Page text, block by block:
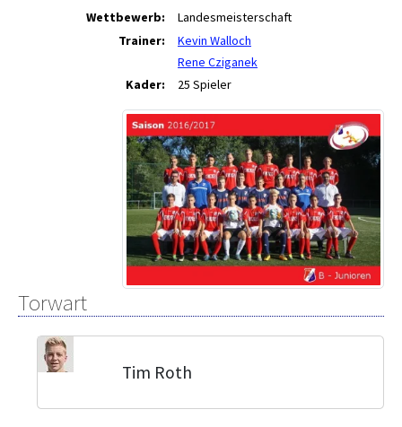
Wettbewerb:
Landesmeisterschaft
Trainer:
Kevin Walloch
Rene Cziganek
Kader:
25 Spieler
Torwart
Tim Roth